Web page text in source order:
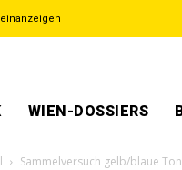
WIEN-DOSSIERS
Sammelversuch gelb/blaue